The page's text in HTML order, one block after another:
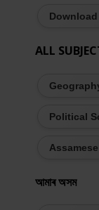
Download
ALL
Political
Assamese
আমাৰ অসম